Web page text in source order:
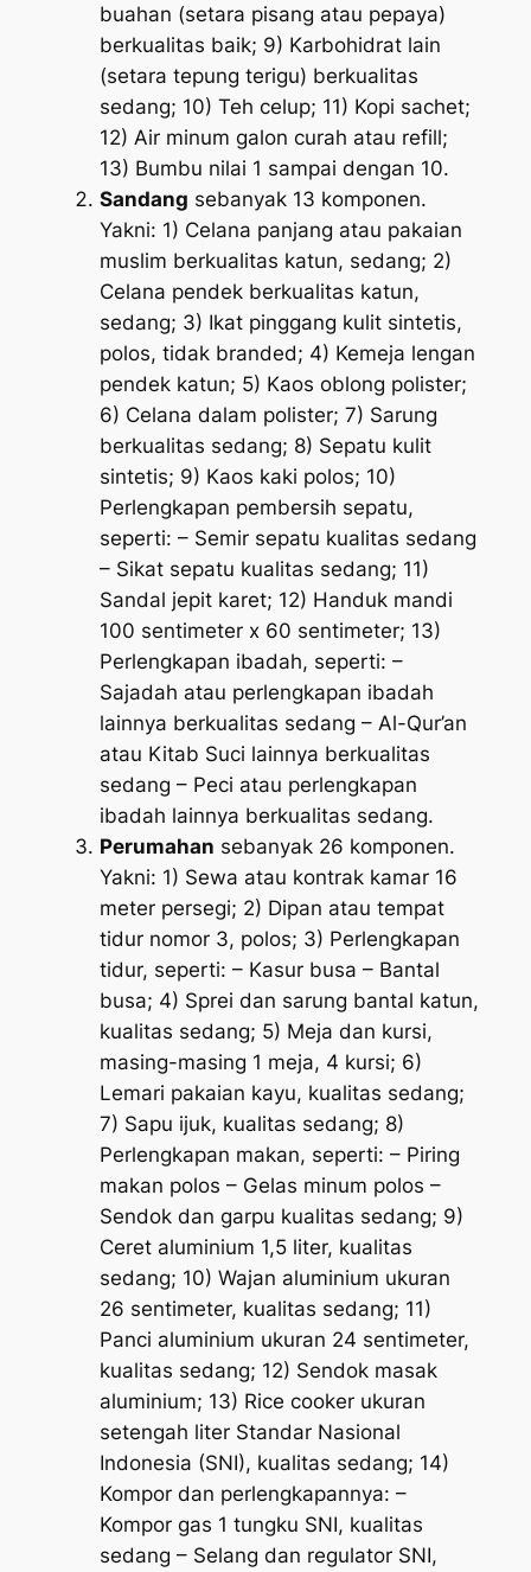
buahan (setara pisang atau pepaya)
berkualitas baik; 9) Karbohidrat lain
(setara tepung terigu) berkualitas
sedang; 10) Teh celup; 11) Kopi sachet;
12) Air minum galon curah atau refill;
13) Bumbu nilai 1 sampai dengan 10.
Sandang sebanyak 13 komponen.
Yakni: 1) Celana panjang atau pakaian
muslim berkualitas katun, sedang; 2)
Celana pendek berkualitas katun,
sedang; 3) Ikat pinggang kulit sintetis,
polos, tidak branded; 4) Kemeja lengan
pendek katun; 5) Kaos oblong polister;
6) Celana dalam polister; 7) Sarung
berkualitas sedang; 8) Sepatu kulit
sintetis; 9) Kaos kaki polos; 10)
Perlengkapan pembersih sepatu,
seperti: – Semir sepatu kualitas sedang
– Sikat sepatu kualitas sedang; 11)
Sandal jepit karet; 12) Handuk mandi
100 sentimeter x 60 sentimeter; 13)
Perlengkapan ibadah, seperti: –
Sajadah atau perlengkapan ibadah
lainnya berkualitas sedang – Al-Qur’an
atau Kitab Suci lainnya berkualitas
sedang – Peci atau perlengkapan
ibadah lainnya berkualitas sedang.
Perumahan sebanyak 26 komponen.
Yakni: 1) Sewa atau kontrak kamar 16
meter persegi; 2) Dipan atau tempat
tidur nomor 3, polos; 3) Perlengkapan
tidur, seperti: – Kasur busa – Bantal
busa; 4) Sprei dan sarung bantal katun,
kualitas sedang; 5) Meja dan kursi,
masing-masing 1 meja, 4 kursi; 6)
Lemari pakaian kayu, kualitas sedang;
7) Sapu ijuk, kualitas sedang; 8)
Perlengkapan makan, seperti: – Piring
makan polos – Gelas minum polos –
Sendok dan garpu kualitas sedang; 9)
Ceret aluminium 1,5 liter, kualitas
sedang; 10) Wajan aluminium ukuran
26 sentimeter, kualitas sedang; 11)
Panci aluminium ukuran 24 sentimeter,
kualitas sedang; 12) Sendok masak
aluminium; 13) Rice cooker ukuran
setengah liter Standar Nasional
Indonesia (SNI), kualitas sedang; 14)
Kompor dan perlengkapannya: –
Kompor gas 1 tungku SNI, kualitas
sedang – Selang dan regulator SNI,